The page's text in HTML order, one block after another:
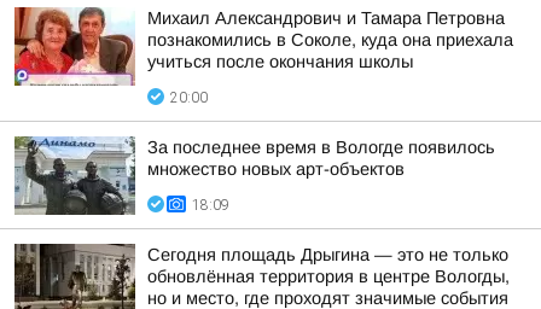
Михаил Александрович и Тамара Петровна
познакомились в Соколе, куда она приехала
учиться после окончания школы
20:00
За последнее время в Вологде появилось
множество новых арт-объектов
18:09
Сегодня площадь Дрыгина — это не только
обновлённая территория в центре Вологды,
но и место, где проходят значимые события